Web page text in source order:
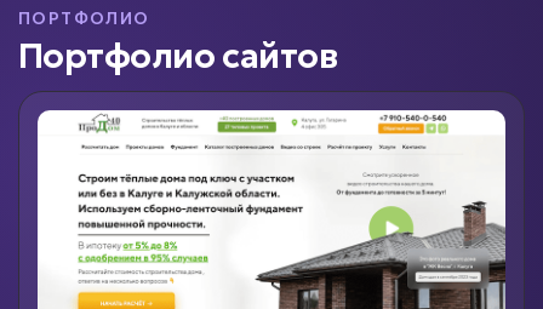
ПОРТФОЛИО
Портфолио сайтов